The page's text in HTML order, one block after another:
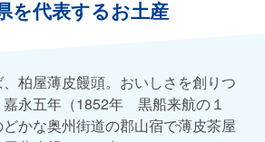
を代表するお土産
柏屋薄皮饅頭。おいしさを創りつ
永五年（1852年 黒船来航の１
かな奥州街道の郡山宿で薄皮茶屋